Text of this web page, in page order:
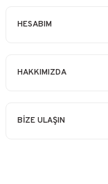
HESABIM
HAKKIMIZDA
BİZE ULAŞIN